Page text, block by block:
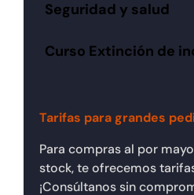
Seguridad y salud
Curso Extinción de
Tarifas para grandes
Para compras al por
stock, te ofrecemos
¡Consúltanos sin